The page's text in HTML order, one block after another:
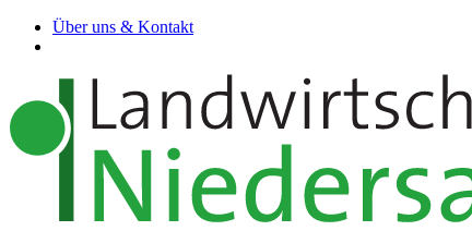
Über uns & Kontakt